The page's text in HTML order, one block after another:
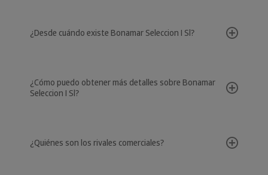
¿Desde cuándo existe Bonamar Seleccion I Sl?
¿Cómo puedo obtener más detalles sobre Bonamar
Seleccion I Sl?
¿Quiénes son los rivales comerciales?